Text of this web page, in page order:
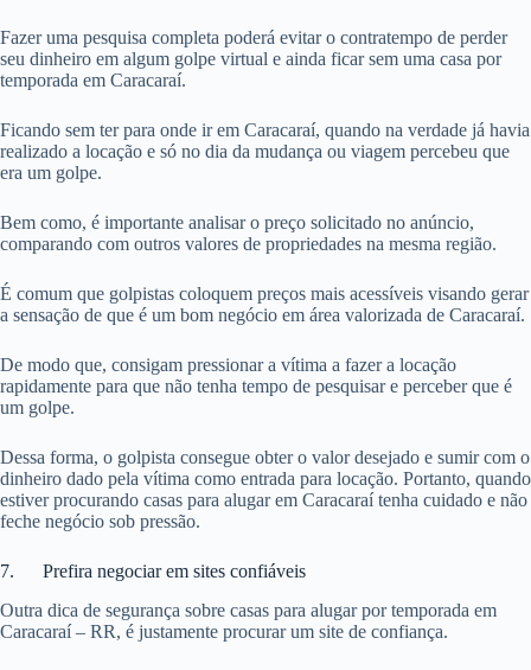
Fazer uma pesquisa completa poderá evitar o contratempo de perder
seu dinheiro em algum golpe virtual e ainda ficar sem uma casa por
temporada em Caracaraí.
Ficando sem ter para onde ir em Caracaraí, quando na verdade já havia
realizado a locação e só no dia da mudança ou viagem percebeu que
era um golpe.
Bem como, é importante analisar o preço solicitado no anúncio,
comparando com outros valores de propriedades na mesma região.
É comum que golpistas coloquem preços mais acessíveis visando gerar
a sensação de que é um bom negócio em área valorizada de Caracaraí.
De modo que, consigam pressionar a vítima a fazer a locação
rapidamente para que não tenha tempo de pesquisar e perceber que é
um golpe.
Dessa forma, o golpista consegue obter o valor desejado e sumir com o
dinheiro dado pela vítima como entrada para locação. Portanto, quando
estiver procurando casas para alugar em Caracaraí tenha cuidado e não
feche negócio sob pressão.
7. Prefira negociar em sites confiáveis
Outra dica de segurança sobre casas para alugar por temporada em
Caracaraí – RR, é justamente procurar um site de confiança.